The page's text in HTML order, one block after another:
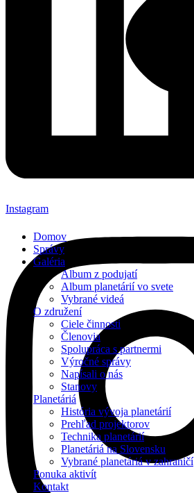
Instagram
Domov
Správy
Galéria
Album z podujatí
Album planetárií vo svete
Vybrané videá
O združení
Ciele činnosti
Členovia
Spolupráca s partnermi
Výročné správy
Napísali o nás
Stanovy
Planetáriá
História vývoja planetárií
Prehľad projektorov
Technika planetárií
Planetáriá na Slovensku
Vybrané planetáriá v zahraničí
Ponuka aktivít
Kontakt